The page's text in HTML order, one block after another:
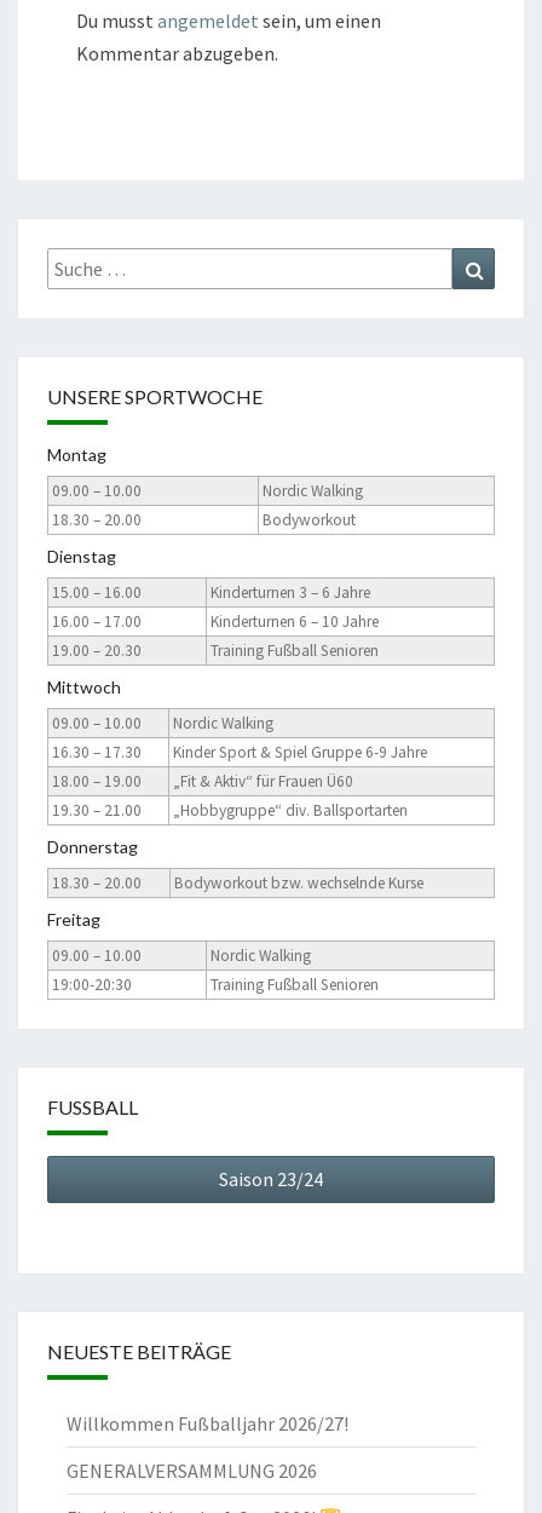
Du musst angemeldet sein, um einen
Kommentar abzugeben.
Suche
nach:
UNSERE SPORTWOCHE
Montag
09.00 – 10.00
Nordic Walking
18.30 – 20.00
Bodyworkout
Dienstag
15.00 – 16.00
Kinderturnen 3 – 6 Jahre
16.00 – 17.00
Kinderturnen 6 – 10 Jahre
19.00 – 20.30
Training Fußball Senioren
Mittwoch
09.00 – 10.00
Nordic Walking
16.30 – 17.30
Kinder Sport & Spiel Gruppe 6-9 Jahre
18.00 – 19.00
„Fit & Aktiv“ für Frauen Ü60
19.30 – 21.00
„Hobbygruppe“ div. Ballsportarten
Donnerstag
18.30 – 20.00
Bodyworkout bzw. wechselnde Kurse
Freitag
09.00 – 10.00
Nordic Walking
19:00-20:30
Training Fußball Senioren
FUSSBALL
Saison 23/24
NEUESTE BEITRÄGE
Willkommen Fußballjahr 2026/27!
GENERALVERSAMMLUNG 2026